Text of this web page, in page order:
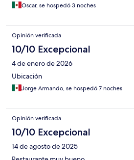
Oscar, se hospedó 3 noches
Opinión verificada
10/10 Excepcional
4 de enero de 2026
Ubicación
Jorge Armando, se hospedó 7 noches
Opinión verificada
10/10 Excepcional
14 de agosto de 2025